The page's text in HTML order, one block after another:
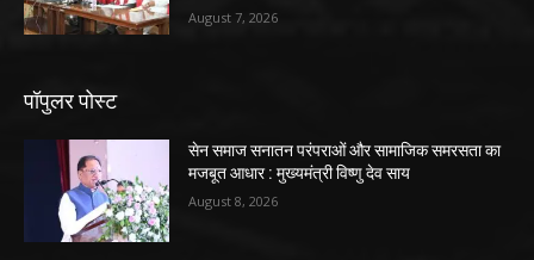
August 7, 2026
पॉपुलर पोस्ट
सेन समाज सनातन परंपराओं और सामाजिक समरसता का
मजबूत आधार : मुख्यमंत्री विष्णु देव साय
August 8, 2026